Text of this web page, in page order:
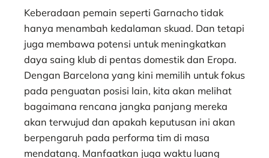
Keberadaan pemain seperti Garnacho tidak
hanya menambah kedalaman skuad. Dan tetapi
juga membawa potensi untuk meningkatkan
daya saing klub di pentas domestik dan Eropa.
Dengan Barcelona yang kini memilih untuk fokus
pada penguatan posisi lain, kita akan melihat
bagaimana rencana jangka panjang mereka
akan terwujud dan apakah keputusan ini akan
berpengaruh pada performa tim di masa
mendatang. Manfaatkan juga waktu luang